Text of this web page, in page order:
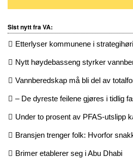
Sist nytt fra VA:
Etterlyser kommunene i
Nytt høydebasseng styrker
Vannberedskap må bli del av
– De dyreste feilene gjøres i tidlig
Under to prosent av PFAS-utslipp
Bransjen trenger folk: Hvorfor
Brimer etablerer seg i Abu Dhabi